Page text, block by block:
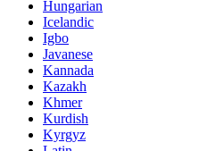
Hungarian
Icelandic
Igbo
Javanese
Kannada
Kazakh
Khmer
Kurdish
Kyrgyz